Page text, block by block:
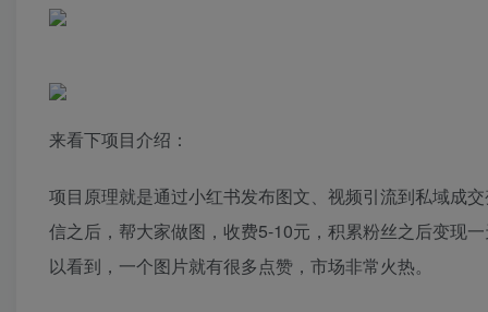
来看下项目介绍：
项目原理就是通过小红书发布图文、视频引流到私域成
信之后，帮大家做图，收费5-10元，积累粉丝之后变现
以看到，一个图片就有很多点赞，市场非常火热。